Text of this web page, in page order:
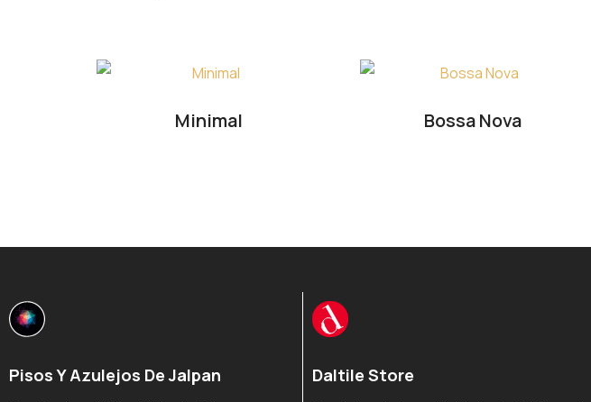
Minimal Bossa Nova
Pisos Y Azulejos De Jalpan Daltile Store